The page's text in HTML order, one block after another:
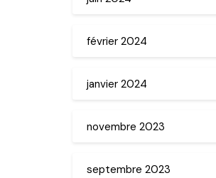
février 2024
janvier 2024
novembre 2023
septembre 2023